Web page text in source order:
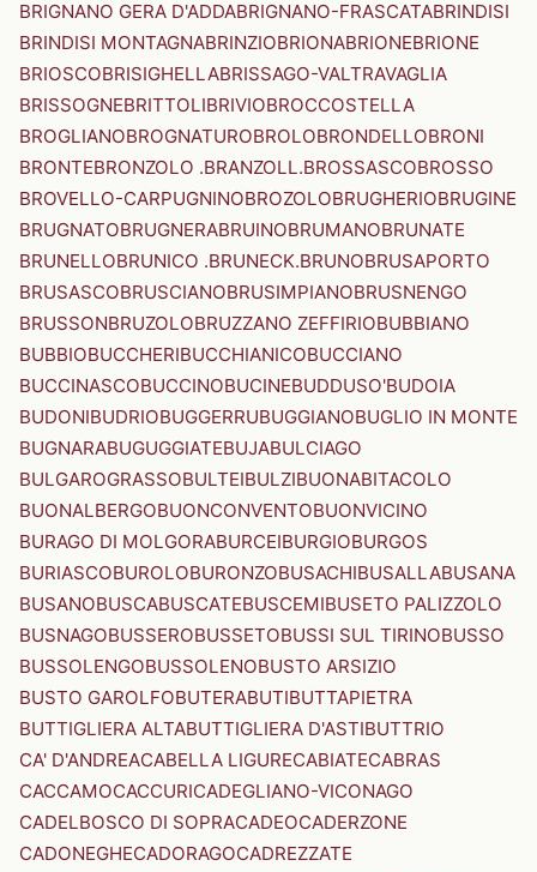
BRIGNANO GERA D'ADDABRIGNANO-FRASCATABRINDISI
BRINDISI MONTAGNABRINZIOBRIONABRIONEBRIONE
BRIOSCOBRISIGHELLABRISSAGO-VALTRAVAGLIA
BRISSOGNEBRITTOLIBRIVIOBROCCOSTELLA
BROGLIANOBROGNATUROBROLOBRONDELLOBRONI
BRONTEBRONZOLO .BRANZOLL.BROSSASCOBROSSO
BROVELLO-CARPUGNINOBROZOLOBRUGHERIOBRUGINE
BRUGNATOBRUGNERABRUINOBRUMANOBRUNATE
BRUNELLOBRUNICO .BRUNECK.BRUNOBRUSAPORTO
BRUSASCOBRUSCIANOBRUSIMPIANOBRUSNENGO
BRUSSONBRUZOLOBRUZZANO ZEFFIRIOBUBBIANO
BUBBIOBUCCHERIBUCCHIANICOBUCCIANO
BUCCINASCOBUCCINOBUCINEBUDDUSO'BUDOIA
BUDONIBUDRIOBUGGERRUBUGGIANOBUGLIO IN MONTE
BUGNARABUGUGGIATEBUJABULCIAGO
BULGAROGRASSOBULTEIBULZIBUONABITACOLO
BUONALBERGOBUONCONVENTOBUONVICINO
BURAGO DI MOLGORABURCEIBURGIOBURGOS
BURIASCOBUROLOBURONZOBUSACHIBUSALLABUSANA
BUSANOBUSCABUSCATEBUSCEMIBUSETO PALIZZOLO
BUSNAGOBUSSEROBUSSETOBUSSI SUL TIRINOBUSSO
BUSSOLENGOBUSSOLENOBUSTO ARSIZIO
BUSTO GAROLFOBUTERABUTIBUTTAPIETRA
BUTTIGLIERA ALTABUTTIGLIERA D'ASTIBUTTRIO
CA' D'ANDREACABELLA LIGURECABIATECABRAS
CACCAMOCACCURICADEGLIANO-VICONAGO
CADELBOSCO DI SOPRACADEOCADERZONE
CADONEGHECADORAGOCADREZZATE